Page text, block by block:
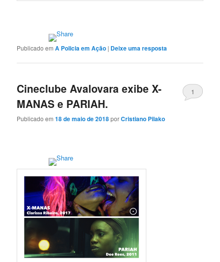
Publicado em A Policia em Ação | Deixe uma resposta
Cineclube Avalovara exibe X-
MANAS e PARIAH.
Publicado em18 de maio de 2018porCristiano Pilako
1